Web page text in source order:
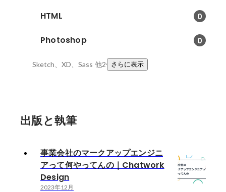
HTML 0
Photoshop 0
Sketch、XD、Sass 他2件さらに表示
出版と執筆
事業会社のマークアップエンジニ
アって何やってんの｜Chatwork
Design
2023年12月